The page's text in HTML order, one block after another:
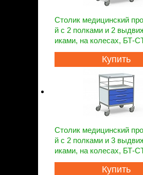
Столик медицинский
й с 2 полками и 2
иками, на колесах, БТ-
Купить
Столик медицинский
й с 2 полками и 3
иками, на колесах, БТ-
Купить